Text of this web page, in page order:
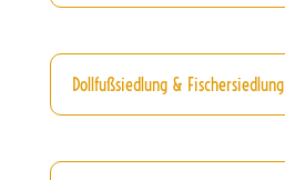
Dollfußsiedlung & Fischersiedlung